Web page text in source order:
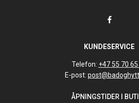
KUNDESERVICE
Telefon: +47 55 70 65
E-post:
ÅPNINGSTIDER I